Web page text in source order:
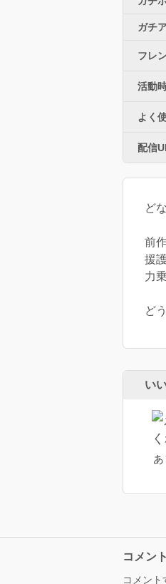
ガチ
フレ
活動
よく
配信
ど
前
援
力
ど
い
コメント
コメント